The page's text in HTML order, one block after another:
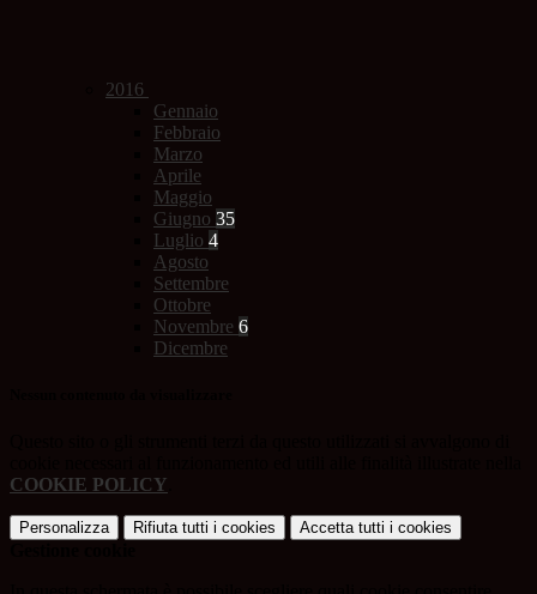
2016
Gennaio
Febbraio
Marzo
Aprile
Maggio
Giugno 35
Luglio 4
Agosto
Settembre
Ottobre
Novembre 6
Dicembre
COOKIE POLICY
Personalizza Rifiuta tutti i cookies Accetta tutti i cookies